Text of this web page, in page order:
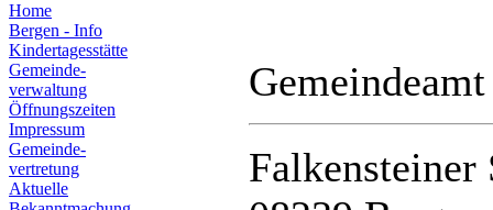
Home
Bergen - Info
Kindertagesstätte
Gemeinde-
verwaltung
Öffnungszeiten
Impressum
Gemeinde-
vertretung
Aktuelle
Falkensteiner